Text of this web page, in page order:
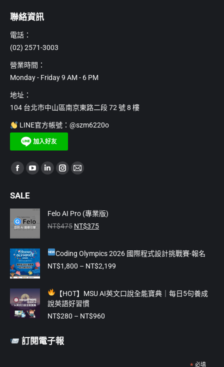
聯絡資訊
電話：
(02) 2571-3003
營業時間：
Monday - Friday 9 AM - 6 PM
地址：
104 台北市中山區南京東路二段 72 號 8 樓
LINE官方帳號：@szm6220o
Find us on:
Facebook
opens
new
window
YouTube
new
window
Linkedin
in
new
Instagram
in
new
Mail
in
new
SALE
Felo AI Pro (專業版)
NT$475 原
格：
NT$475。
NT$375目
格：
NT$375。
Coding Olympics 2026 國際程式設計挑戰賽-報名
NT$1,800 – NT$2,199
圍：
【HOT】MSU AI英文口說全能寶典｜每日5句養成
說英語好習慣
NT$280 – NT$960
訂閱電子報
必填